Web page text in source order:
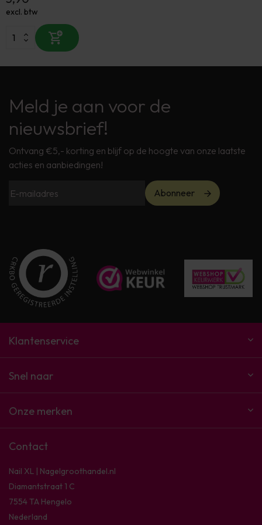
excl. btw
Meld je aan voor de
nieuwsbrief!
Ontvang €5,- korting en blijf op de hoogte van onze laatste
acties en aanbiedingen!
Abonneer
Klantenservice
Snel naar
Onze merken
Contact
Nail XL | Nagelgroothandel.nl
Diamantstraat 1 C
7554 TA Hengelo
Nederland